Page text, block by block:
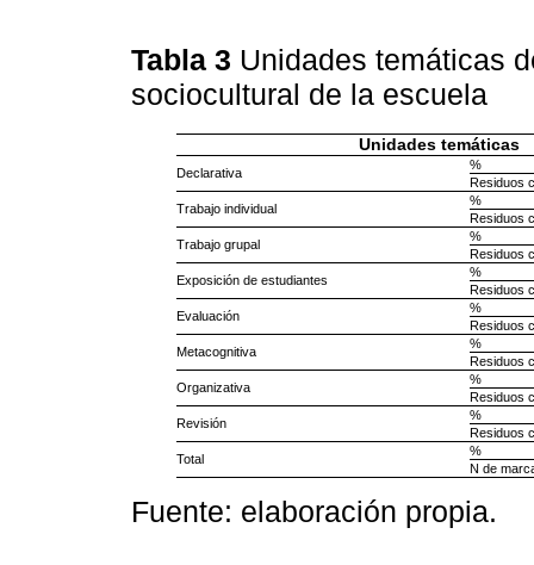
Tabla 3 Unidades temáticas
sociocultural de la escuela
Unidades temáticas
Declarativa
%
Residuos
Trabajo individual
%
Residuos
Trabajo grupal
%
Residuos
Exposición de estudiantes
%
Residuos
Evaluación
%
Residuos
Metacognitiva
%
Residuos
Organizativa
%
Residuos
Revisión
%
Residuos
Total
%
N de
Fuente: elaboración propia.